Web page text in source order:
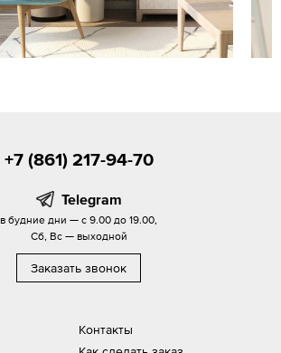
Контакты
+7 (861) 217-94-70
Telegram
в будние дни — с 9.00 до 19.00,
Сб, Вс — выходной
Заказать звонок